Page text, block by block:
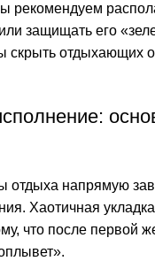
рекомендуем
или защищать его
скрыть отдыхающих
отдыха напрямую
Хаотичная
что после первой